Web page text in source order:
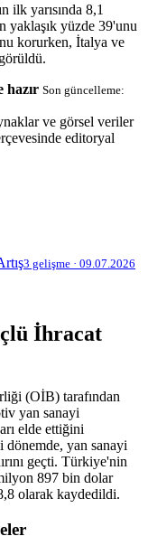
ilk yarısında 8,1
yaklaşık yüzde 39'unu
korurken, İtalya ve
hazır Son güncelleme:
ve görsel veriler
editoryal
3 gelişme · 09.07.2026
İhracat
(OİB) tarafından
yan sanayi
elde ettiğini
dönemde, yan sanayi
geçti. Türkiye'nin
897 bin dolar
olarak kaydedildi.